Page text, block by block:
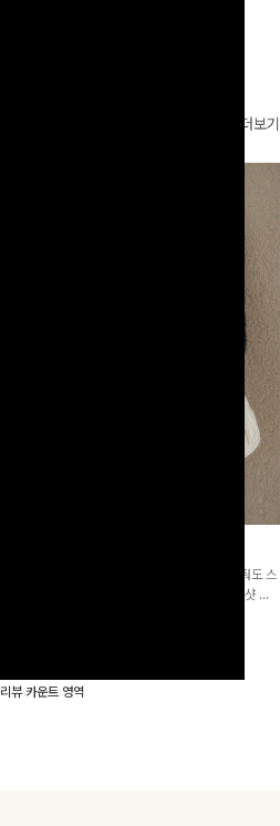
더보기
[고객요청재입고/2천장돌파💚]하나만 툭 착용해줘도 스
타일리시해 보이는 휘뚜루 마뚜루 아이템 ~ ! 인생샷 건
리뷰 카운트 영역